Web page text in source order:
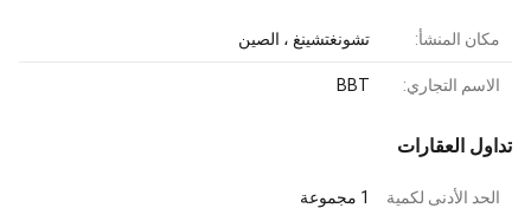
مكان المنشأ: تشونغتشينغ ، الصين
الاسم التجاري: BBT
تداول العقارات
الحد الأدنى لكمية
1 مجموعة